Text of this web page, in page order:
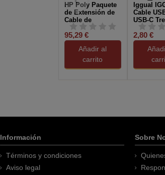
HP Poly Paquete
de Extensión de
Cable de
Expansión Poly
Studio...
95,29 €
Añadir al
carrito
Iggual
Cable
USB-C
2,80 €
Información
Términos y condiciones
Aviso legal
Sobre